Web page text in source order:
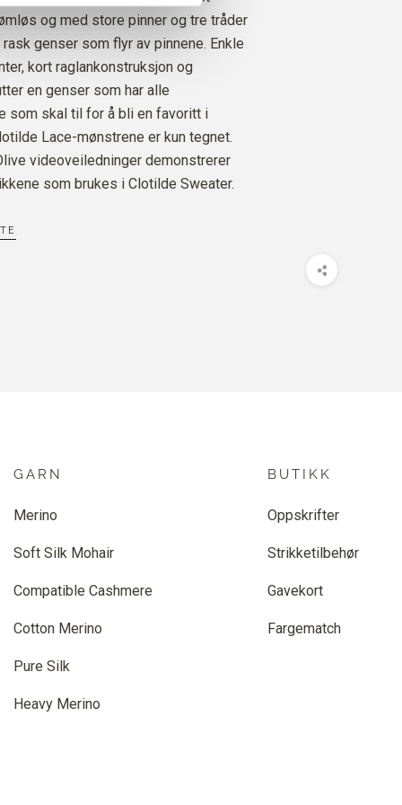
MOHAIR
3STK. 30EURO
og med store pinner og tre tråder
genser som flyr av pinnene. Enkle
kort raglankonstruksjon og
en genser som har alle
som skal til for å bli en favoritt i
Lace-mønstrene er kun tegnet.
videoveiledninger demonstrerer
som brukes i Clotilde Sweater.
GARN
Merino
Soft Silk Mohair
Compatible Cashmere
Cotton Merino
Pure Silk
Heavy Merino
BUTIKK
Oppskrifter
Strikketilbehør
Gavekort
Fargematch